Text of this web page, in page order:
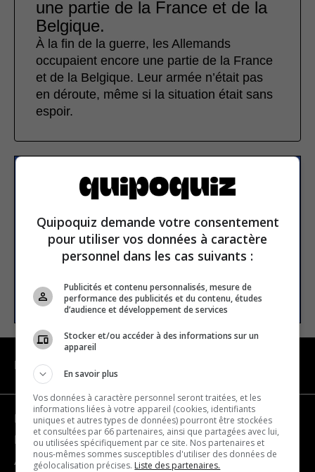
une partie de la France et de la
Belgique.
À la fin de la guerre, les Allemands
occupaient encore une partie de la France
et de la Belgique. Leur armée n’était pas
en déroute, même si la situation était sans
espoir.
S’inscrire à la newsletter
E-mail
S’INSCRIRE
NAVIGATION
Devenir partenaire
Nous joindre
À propos
Quipoquiz demande votre consentement
pour utiliser vos données à caractère
personnel dans les cas suivants :
Publicités et contenu personnalisés, mesure de
performance des publicités et du contenu, études
d’audience et développement de services
Stocker et/ou accéder à des informations sur un
appareil
En savoir plus
Vos données à caractère personnel seront traitées, et les
informations liées à votre appareil (cookies, identifiants
uniques et autres types de données) pourront être stockées
et consultées par 66 partenaires, ainsi que partagées avec lui,
ou utilisées spécifiquement par ce site. Nos partenaires et
nous-mêmes sommes susceptibles d'utiliser des données de
géolocalisation précises. Liste des partenaires.